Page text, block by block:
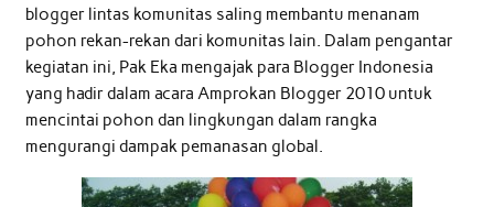
blogger lintas komunitas saling membantu menanam
pohon rekan-rekan dari komunitas lain. Dalam pengantar
kegiatan ini, Pak Eka mengajak para Blogger Indonesia
yang hadir dalam acara Amprokan Blogger 2010 untuk
mencintai pohon dan lingkungan dalam rangka
mengurangi dampak pemanasan global.